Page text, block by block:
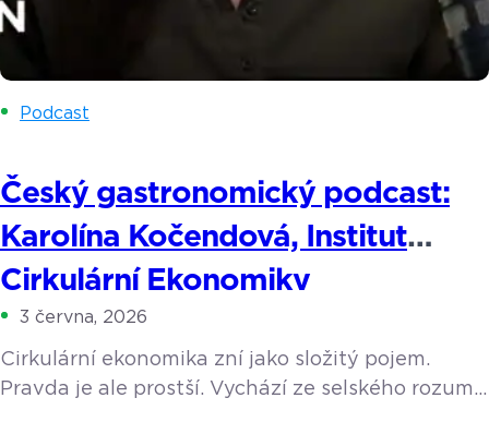
Podcast
Český gastronomický podcast:
Karolína Kočendová, Institut
Cirkulární Ekonomiky
3 června, 2026
Cirkulární ekonomika zní jako složitý pojem.
Pravda je ale prostší. Vychází ze selského rozumu